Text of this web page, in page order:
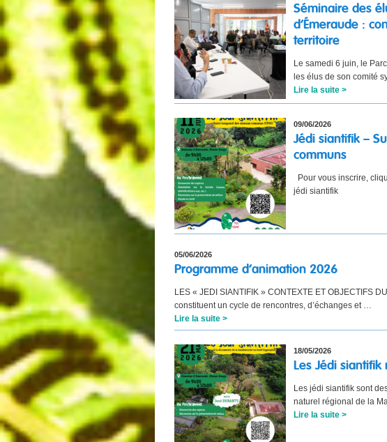
Séminaire des
d’Émeraude :
territoire
Le samedi 6 juin, le
les élus de son comité
Lire la suite >
09/06/2026
Jédi siantifik –
communs
Pour vous inscrire,
jédi siantifik
05/06/2026
Programme d’animation 2026
LES « JEDI SIANTIFIK » CONTEXTE ET OBJECTIFS
constituent un cycle de rencontres, d’échanges et …
Lire la suite >
18/05/2026
Les Jédi
Les jédi siantifik sont
naturel régional de la
Lire la suite >